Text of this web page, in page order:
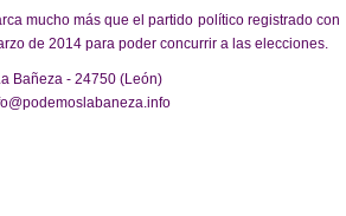
mucho más que el partido político registrado con
de 2014 para poder concurrir a las elecciones.
Bañeza - 24750 (León)